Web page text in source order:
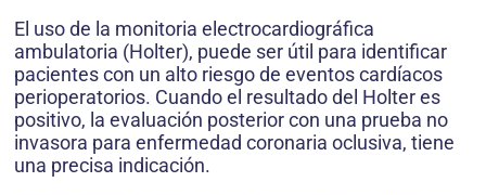
El uso de la monitoria electrocardiográfica
ambulatoria (Holter), puede ser útil para identificar
pacientes con un alto riesgo de eventos cardíacos
perioperatorios. Cuando el resultado del Holter es
positivo, la evaluación posterior con una prueba no
invasora para enfermedad coronaria oclusiva, tiene
una precisa indicación.